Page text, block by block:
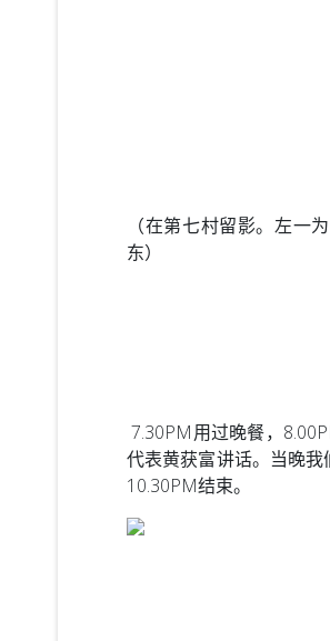
（在第七村留影。左一
东）
7.30PM用过晚餐，
代表黄获富讲话。当晚
10.30PM结束。